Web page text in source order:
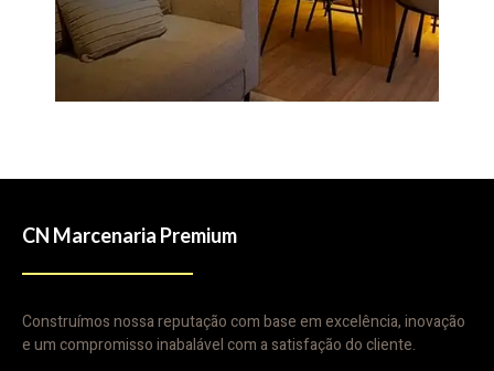
CN Marcenaria Premium
Construímos nossa reputação com base em excelência, inovação
e um compromisso inabalável com a satisfação do cliente.